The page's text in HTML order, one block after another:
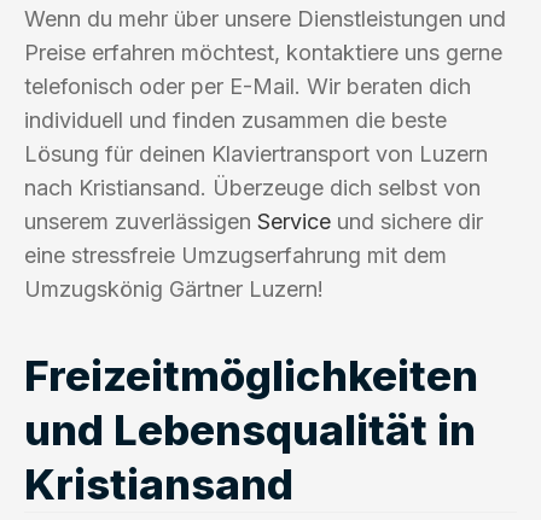
Wenn du mehr über unsere Dienstleistungen und
Preise erfahren möchtest, kontaktiere uns gerne
telefonisch oder per E-Mail. Wir beraten dich
individuell und finden zusammen die beste
Lösung für deinen Klaviertransport von Luzern
nach Kristiansand. Überzeuge dich selbst von
unserem zuverlässigen Service und sichere dir
eine stressfreie Umzugserfahrung mit dem
Umzugskönig Gärtner Luzern!
Freizeitmöglichkeiten
und Lebensqualität in
Kristiansand